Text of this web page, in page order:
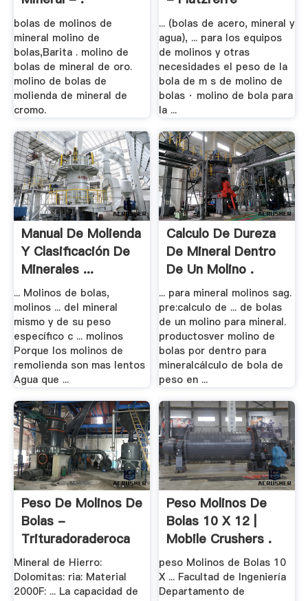
bolas de molinos de
mineral molino de
bolas,Barita . molino de
bolas de mineral de oro.
molino de bolas de
molienda de mineral de
cromo.
... (bolas de acero, mineral y
agua), ... para los equipos
de molinos y otras
necesidades el peso de la
bola de m s de molino de
bolas · molino de bola para
la ...
Manual De Molienda
Y Clasificación De
Minerales ...
... Molinos de bolas,
molinos ... del mineral
mismo y de su peso
específico c ... molinos
Porque los molinos de
remolienda son mas lentos
Agua que ...
Calculo De Dureza
De Mineral Dentro
De Un Molino .
... para mineral molinos sag.
pre:calculo de ... de bolas
de un molino para mineral.
productosver molino de
bolas por dentro para
mineralcálculo de bola de
peso en ...
Peso De Molinos De
Bolas -
Trituradoraderoca
Mineral de Hierro:
Dolomitas: ria: Material
2000F: ... La capacidad de
Peso Molinos De
Bolas 10 X 12 |
Mobile Crushers .
peso Molinos de Bolas 10
X ... Facultad de Ingeniería
Departamento de